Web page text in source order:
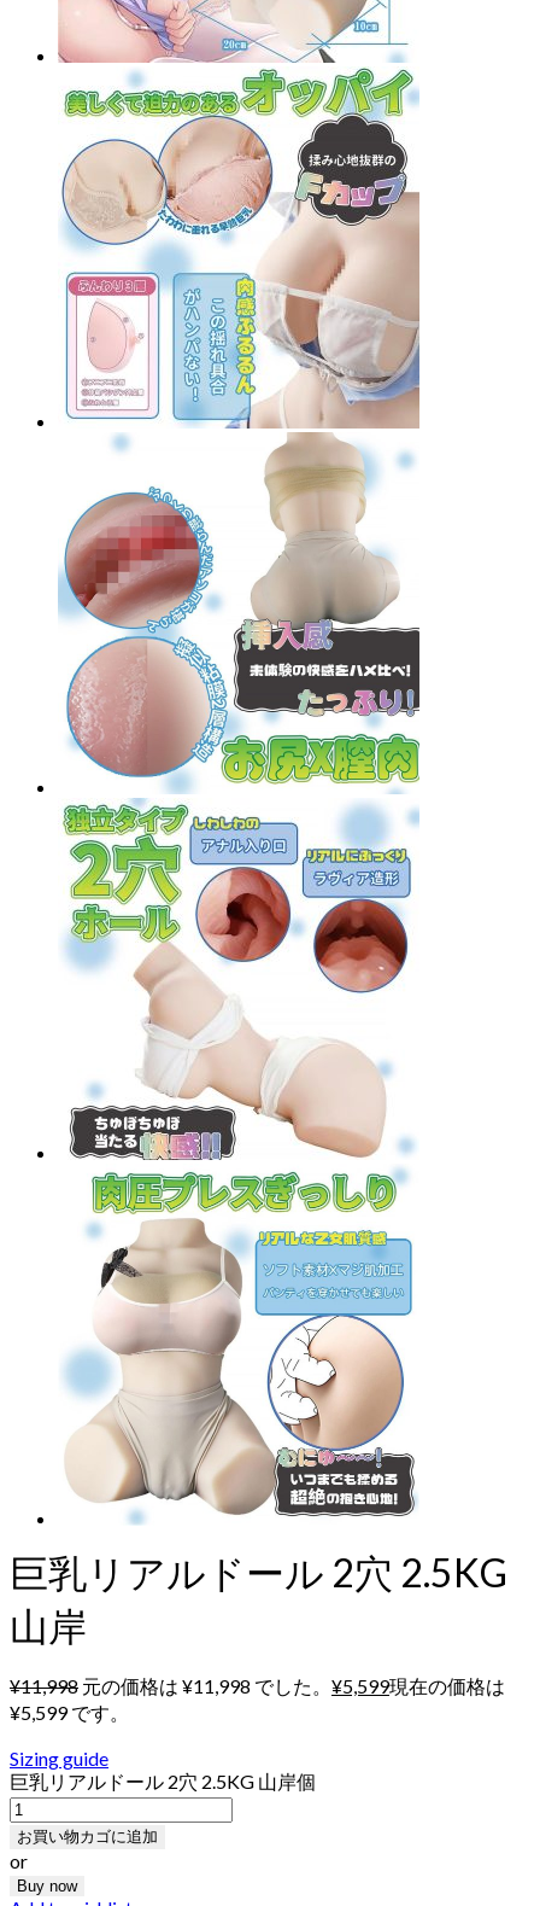
巨乳リアルドール 2穴 2.5KG
山岸
¥11,998 元の価格は ¥11,998 でした。 ¥5,599現在の価格は
¥5,599 です。
Sizing guide
巨乳リアルドール 2穴 2.5KG 山岸個
お買い物カゴに追加
or
Buy now